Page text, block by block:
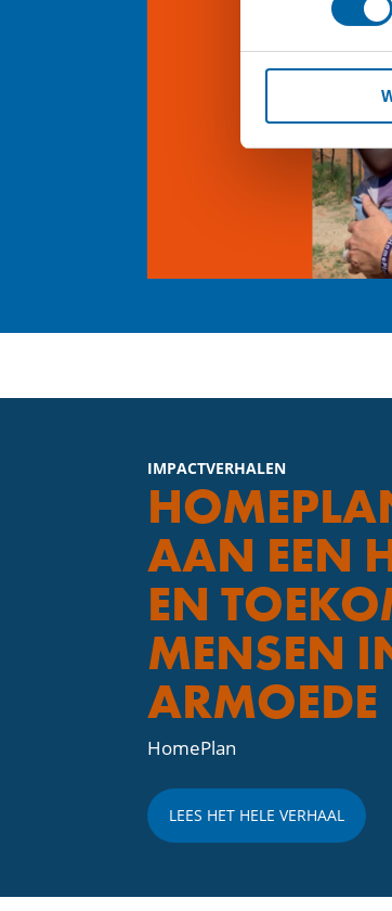
IMPACTVERHALEN
AAN EEN
EN
MENSEN
ARMOEDE
HomePlan
LEES HET HELE VERHAAL